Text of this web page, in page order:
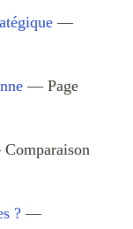
—
— Page
? —